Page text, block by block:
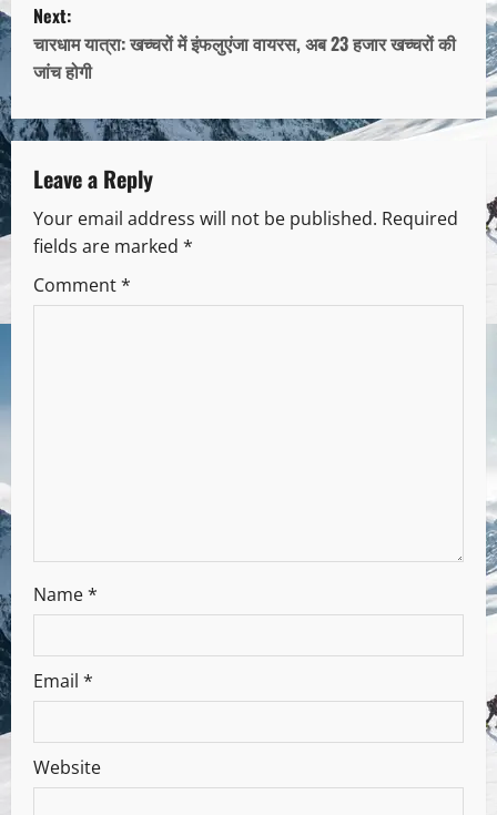
Next:
चारधाम यात्रा: खच्चरों में इंफलुएंजा वायरस, अब 23 हजार खच्चरों की
जांच होगी
Leave a Reply
Your email address will not be published. Required
fields are marked *
Comment*
Name*
Email *
Website